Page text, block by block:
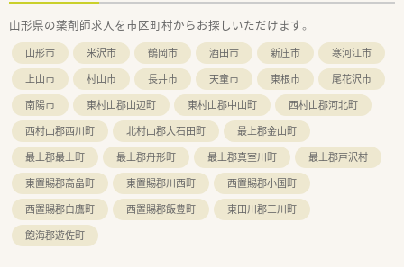
ベートの時間も確保できます。
■年間休日は120日以上確保されており、ワークライフバランス
を重視する方に最適な環境です。
山形県の薬剤師求人を市区町村からお探しいただけます。
山形市 米沢市 鶴岡市 酒田市 新庄市
寒河江市
上山市
村山市 長井市 天童市 東根市
尾花沢市
南陽市
東村山郡山辺町 東村山郡中山町
西村山郡河北町
西村山郡西川町
北村山郡大石田町
最上郡金山町
最上郡最上町
最上郡舟形町 最上郡真室川町
最上郡戸沢村
東置賜郡高畠町
東置賜郡川西町
西置賜郡小国町
西置賜郡白鷹町
西置賜郡飯豊町
東田川郡三川町
飽海郡遊佐町